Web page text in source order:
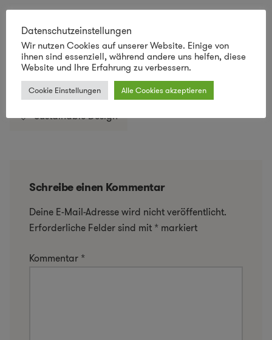
London Nachhaltige Schuhe
Schuhe
Sustainable Design
Schreibe einen Kommentar
Deine E-Mail-Adresse wird nicht veröffentlicht.
Erforderliche Felder sind mit * markiert
Kommentar *
Datenschutzeinstellungen
Wir nutzen Cookies auf unserer Website. Einige von
ihnen sind essenziell, während andere uns helfen, diese
Website und Ihre Erfahrung zu verbessern.
Cookie Einstellungen Alle Cookies akzeptieren